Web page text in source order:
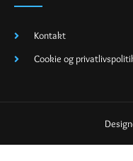
Kontakt
Cookie og